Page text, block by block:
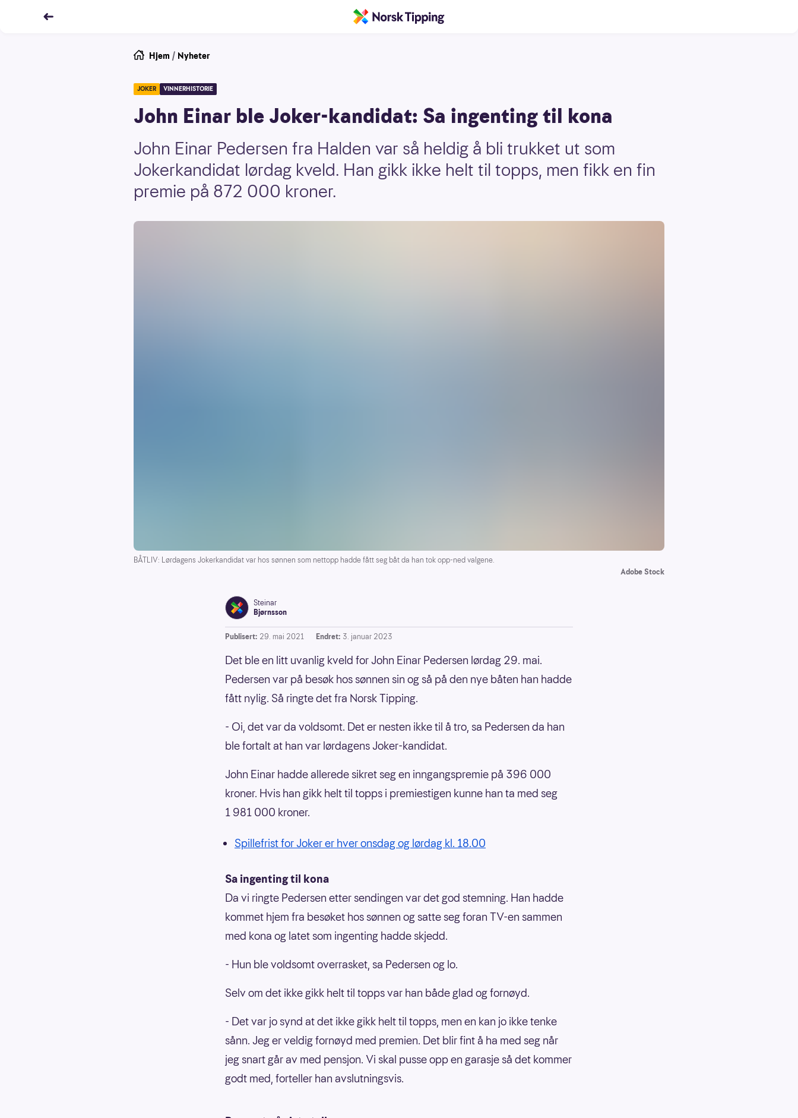
Hjem / Nyheter
JOKER VINNERHISTORIE
John Einar ble Joker-kandidat: Sa ingenting til kona
John Einar Pedersen fra Halden var så heldig å bli trukket ut som
Jokerkandidat lørdag kveld. Han gikk ikke helt til topps, men fikk en fin
premie på 872 000 kroner.
BÅTLIV: Lørdagens Jokerkandidat var hos sønnen som nettopp hadde fått seg båt da han tok opp-ned valgene.
Adobe Stock
Steinar
Bjørnsson
Publisert: 29. mai 2021 Endret: 3. januar 2023
Det ble en litt uvanlig kveld for John Einar Pedersen lørdag 29. mai.
Pedersen var på besøk hos sønnen sin og så på den nye båten han hadde
fått nylig. Så ringte det fra Norsk Tipping.
- Oi, det var da voldsomt. Det er nesten ikke til å tro, sa Pedersen da han
ble fortalt at han var lørdagens Joker-kandidat.
John Einar hadde allerede sikret seg en inngangspremie på 396 000
kroner. Hvis han gikk helt til topps i premiestigen kunne han ta med seg
1 981 000 kroner.
Spillefrist for Joker er hver onsdag og lørdag kl. 18.00
Sa ingenting til kona
Da vi ringte Pedersen etter sendingen var det god stemning. Han hadde
kommet hjem fra besøket hos sønnen og satte seg foran TV-en sammen
med kona og latet som ingenting hadde skjedd.
- Hun ble voldsomt overrasket, sa Pedersen og lo.
Selv om det ikke gikk helt til topps var han både glad og fornøyd.
- Det var jo synd at det ikke gikk helt til topps, men en kan jo ikke tenke
sånn. Jeg er veldig fornøyd med premien. Det blir fint å ha med seg når
jeg snart går av med pensjon. Vi skal pusse opp en garasje så det kommer
godt med, forteller han avslutningsvis.